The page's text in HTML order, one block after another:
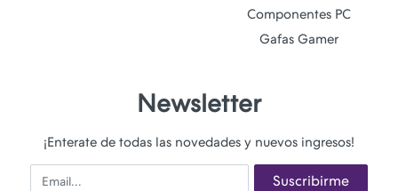
Componentes PC
Gafas Gamer
Newsletter
¡Enterate de todas las novedades y nuevos ingresos!
Email Suscribirme